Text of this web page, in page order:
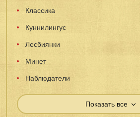
Классика
Куннилингус
Лесбиянки
Минет
Наблюдатели
Показать все